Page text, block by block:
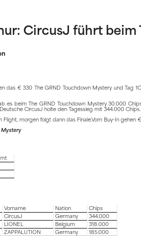
CircusJ führt
das € 330 The GRND Touchdown Mystery und Tag
es beim The GRND Touchdown Mystery 30.000
CircusJ holte den Tagessieg mit 344.000 Chips.
Flight, morgen folgt dann das Finale.Vom Buy-In gehen
Mystery
Vorname Nation
Chips
CircusJ Germany
344.000
LIONEL Belgium
318.000
ZAPPALUTION Germany
185.000